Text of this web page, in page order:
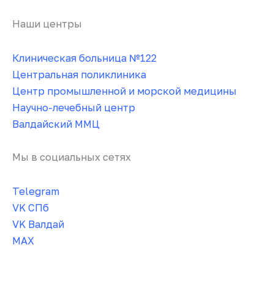
Наши центры
Клиническая больница №122
Центральная поликлиника
Центр промышленной и морской медицины
Научно-лечебный центр
Валдайский ММЦ
Мы в социальных сетях
Telegram
VK СПб
VK Валдай
MAX